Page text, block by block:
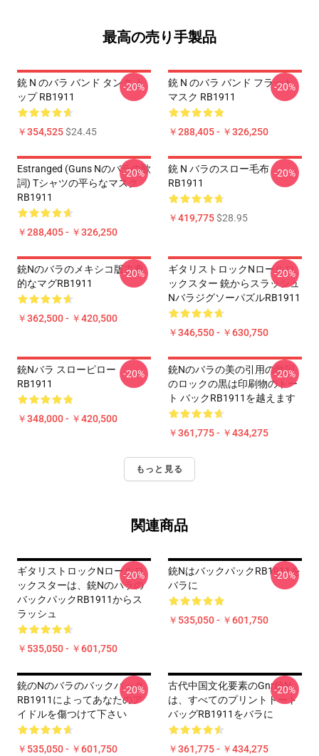
最高の売り手製品
銃 N のバラ バンド タンク ト
ップ RB1911
￥354,525$24.45
-20%
銃 N のバラ バンド フラット
マスク RB1911
￥288,405 - ￥326,250
-20%
Estranged (Guns Nのバラの歌
詞) Tシャツの平らなマスク
RB1911
￥288,405 - ￥326,250
-20%
銃 N バラのスロー毛布
RB1911
￥419,775$28.95
-20%
銃nのバラのメキシコ版古典
的なマグRB1911
￥362,500 - ￥420,500
-20%
ギタリストロックnロールロ
ックスター 銃からスラッシュ
NバラジグソーパズルRB1911
￥346,550 - ￥630,750
-20%
銃nバラ スローピロー
RB1911
￥348,000 - ￥420,500
-20%
銃nのバラの美の引用の歌詞
のロックの黒は印刷物のトー
ト バックRB1911を越えます
￥361,775 - ￥434,275
-20%
もっと見る
関連商品
ギタリストロックnロールロ
ックスターは、銃nのバラの
バックパックRB1911からス
ラッシュ
￥535,050 - ￥601,750
-20%
銃nはバックパックRB1911を
バラに
￥535,050 - ￥601,750
-20%
銃のnのバラのバックパック
RB1911によってあなたのア
イドルを傷つけて下さい
￥535,050 - ￥601,750
-20%
古代中国文化要素のgnr銃n
は、すべてのプリントトート
バッグRB1911をバラに
￥361,775 - ￥434,275
-20%